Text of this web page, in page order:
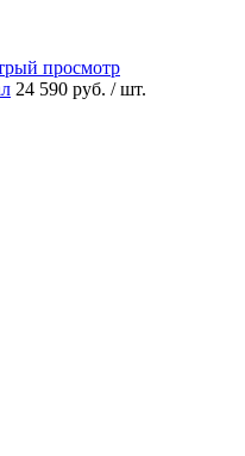
просмотр
24 590 руб. / шт.